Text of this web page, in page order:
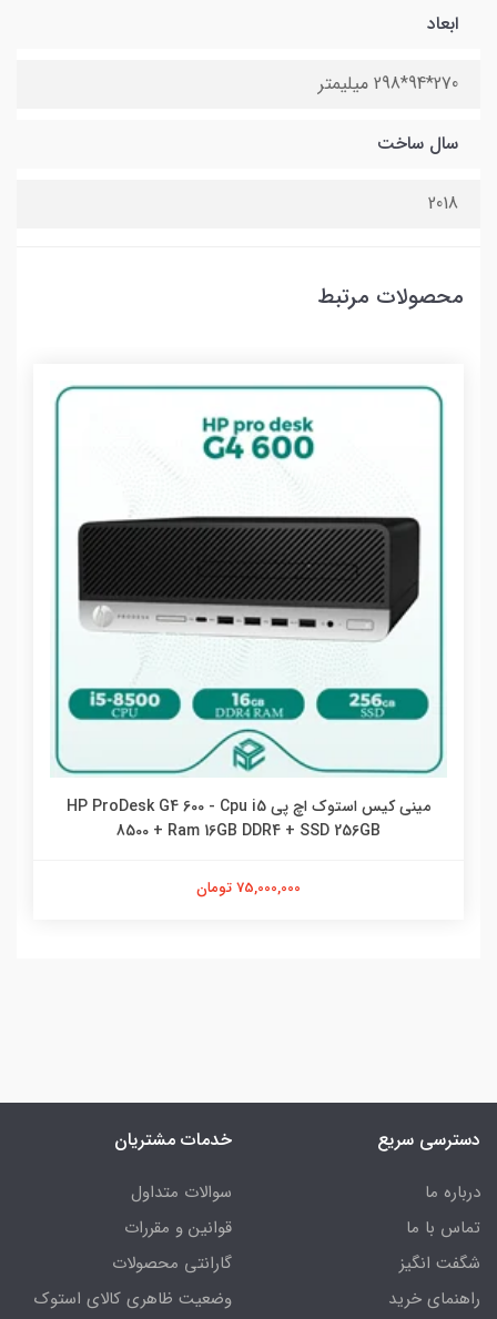
ابعاد
270*94*298 میلیمتر
سال ساخت
2018
محصولات مرتبط
مینی کیس استوک اچ پی HP ProDesk G4 600 - Cpu i5
8500 + Ram 16GB DDR4 + SSD 256GB
75,000,000 تومان
دسترسی سریع
درباره ما
تماس با ما
شگفت انگیز
راهنمای خرید
خدمات مشتریان
سوالات متداول
قوانین و مقررات
گارانتی محصولات
وضعیت ظاهری کالای استوک